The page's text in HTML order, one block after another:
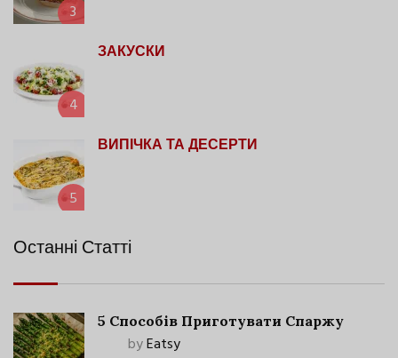
3
4
ЗАКУСКИ
5
ВИПІЧКА ТА ДЕСЕРТИ
Останні Статті
5 Способів Приготувати Спаржу
byEatsy